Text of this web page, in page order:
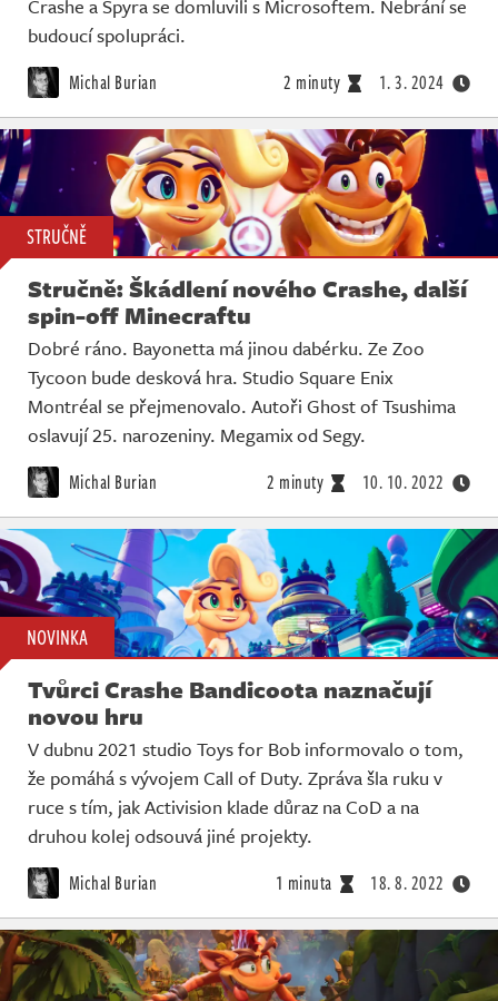
Crashe a Spyra se domluvili s Microsoftem. Nebrání se
budoucí spolupráci.
Michal Burian 2 minuty 1. 3. 2024
STRUČNĚ
Stručně: Škádlení nového Crashe, další
spin-off Minecraftu
Dobré ráno. Bayonetta má jinou dabérku. Ze Zoo
Tycoon bude desková hra. Studio Square Enix
Montréal se přejmenovalo. Autoři Ghost of Tsushima
oslavují 25. narozeniny. Megamix od Segy.
Michal Burian 2 minuty 10. 10. 2022
NOVINKA
Tvůrci Crashe Bandicoota naznačují
novou hru
V dubnu 2021 studio Toys for Bob informovalo o tom,
že pomáhá s vývojem Call of Duty. Zpráva šla ruku v
ruce s tím, jak Activision klade důraz na CoD a na
druhou kolej odsouvá jiné projekty.
Michal Burian 1 minuta 18. 8. 2022